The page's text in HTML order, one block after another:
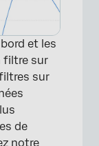
et les
filtre sur
sur
de
notre